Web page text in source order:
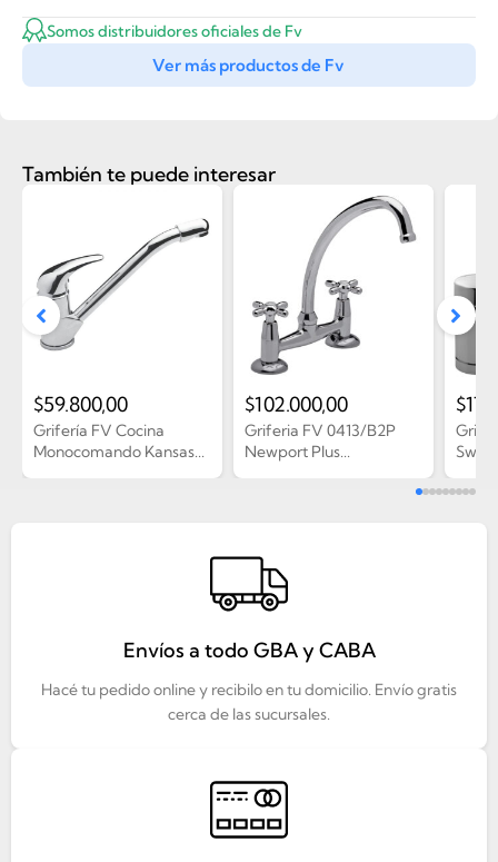
Somos distribuidores oficiales de Fv
Ver más productos de Fv
También te puede interesar
Grifería FV Cocina
Monocomando Kansas...
$59.800,00
Griferia FV 0413/B2P
Newport Plus...
$102.000,00 $
Envíos a todo GBA y CABA
Hacé tu pedido online y recibilo en tu domicilio. Envío gratis
cerca de las sucursales.